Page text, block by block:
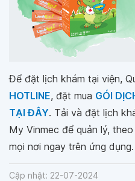
Để đặt lịch khám tại viện,
HOTLINE, đặt mua GÓI
TẠI ĐÂY. Tải và đặt lịch
My Vinmec để quản lý,
mọi nơi ngay trên ứng dụng.
Cập nhật: 22-07-2024